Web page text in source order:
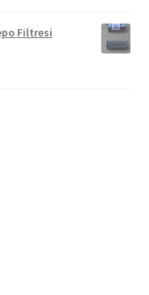
Filtresi